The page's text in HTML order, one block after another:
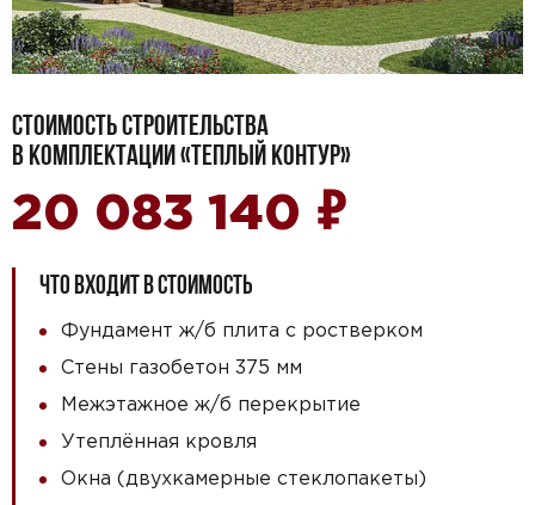
СТОИМОСТЬ СТРОИТЕЛЬСТВА
В КОМПЛЕКТАЦИИ «ТЕПЛЫЙ КОНТУР»
20 083 140 ₽
ЧТО ВХОДИТ В СТОИМОСТЬ
Фундамент ж/б плита с ростверком
Стены газобетон 375 мм
Межэтажное ж/б перекрытие
Утеплённая кровля
Окна (двухкамерные стеклопакеты)